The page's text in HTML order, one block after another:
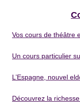
Vos cours de théâtre
Un cours particulier
L’Espagne, nouvel
Découvrez la richesse